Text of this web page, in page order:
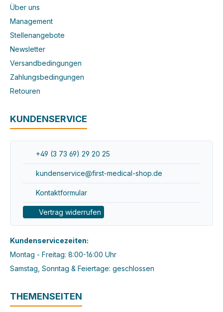
Über uns
Management
Stellenangebote
Newsletter
Versandbedingungen
Zahlungsbedingungen
Retouren
KUNDENSERVICE
+49 (3 73 69) 29 20 25
kundenservice@first-medical-shop.de
Kontaktformular
Vertrag widerrufen
Kundenservicezeiten:
Montag - Freitag: 8:00-16:00 Uhr
Samstag, Sonntag & Feiertage: geschlossen
THEMENSEITEN